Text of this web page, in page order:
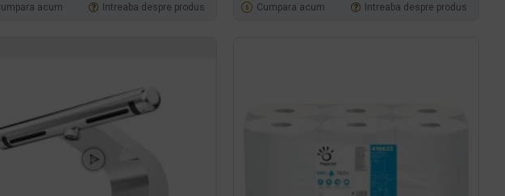
acum Intreaba despre produs Cumpara acum Intreaba despre produs